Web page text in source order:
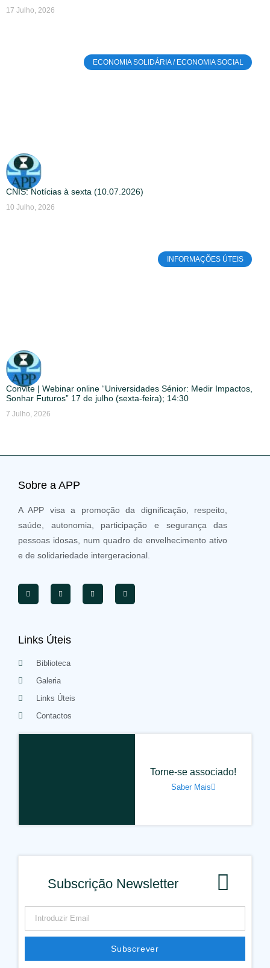
17 Julho, 2026
ECONOMIA SOLIDÁRIA / ECONOMIA SOCIAL
CNIS: Notícias à sexta (10.07.2026)
10 Julho, 2026
INFORMAÇÕES ÚTEIS
Convite | Webinar online “Universidades Sénior: Medir Impactos,
Sonhar Futuros” 17 de julho (sexta-feira); 14:30
7 Julho, 2026
Sobre a APP
A APP visa a promoção da dignificação, respeito,
saúde, autonomia, participação e segurança das
pessoas idosas, num quadro de envelhecimento ativo
e de solidariedade intergeracional.
Links Úteis
Biblioteca
Galeria
Links Úteis
Contactos
Torne-se associado!
Saber Mais
Subscrição Newsletter
Subscrever